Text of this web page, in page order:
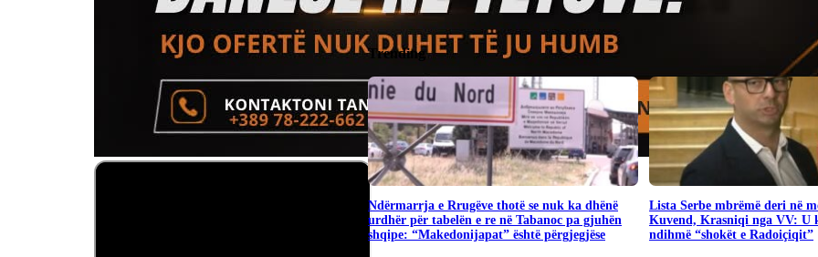
Trending
Ndërmarrja e Rrugëve thotë se nuk ka dhënë
urdhër për tabelën e re në Tabanoc pa gjuhën
shqipe: “Makedonijapat” është përgjegjëse
​Lista Serbe mbrëmë deri në
Kuvend, Krasniqi nga VV: U
ndihmë “shokët e Radoiçiqit”